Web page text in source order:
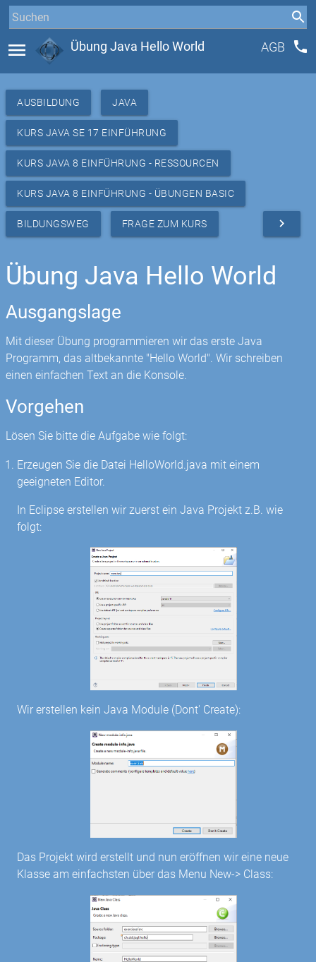
menu Übung Java Hello World AGB phone
AUSBILDUNG JAVA
KURS JAVA SE 17 EINFÜHRUNG
KURS JAVA 8 EINFÜHRUNG - RESSOURCEN
KURS JAVA 8 EINFÜHRUNG - ÜBUNGEN BASIC
BILDUNGSWEG FRAGE ZUM KURS navigate_next
Übung Java Hello World
Ausgangslage
Mit dieser Übung programmieren wir das erste Java
Programm, das altbekannte "Hello World". Wir schreiben
einen einfachen Text an die Konsole.
Vorgehen
Lösen Sie bitte die Aufgabe wie folgt:
Erzeugen Sie die Datei HelloWorld.java mit einem
geeigneten Editor.
In Eclipse erstellen wir zuerst ein Java Projekt z.B. wie
folgt:
Wir erstellen kein Java Module (Dont' Create):
Das Projekt wird erstellt und nun eröffnen wir eine neue
Klasse am einfachsten über das Menu New-> Class: